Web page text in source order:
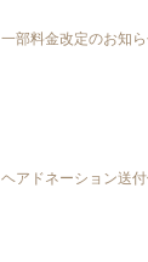
一部料金改定のお知
ヘアドネーション送